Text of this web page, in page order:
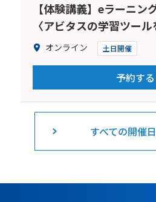
【体験講義】eラーニン
〈アビタスの学習ツール
オンライン 土日開催
予約する
すべての開催